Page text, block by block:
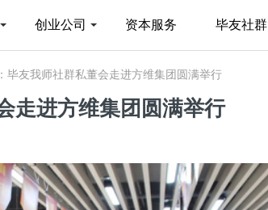
创业公司 资本服务 毕友社群
毕友我师社群私董会走进方维集团圆满举行
走进方维集团圆满举行